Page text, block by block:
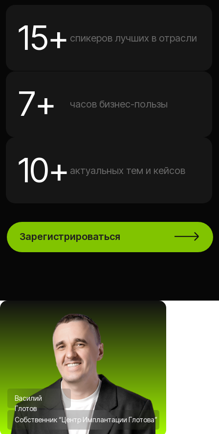
10+актуальных тем и кейсов
Зарегистрироваться
Собственник “Центр Имплантации Глотова”
Василий
Глотов